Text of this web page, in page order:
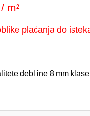
m²
plaćanja do
debljine 8 mm